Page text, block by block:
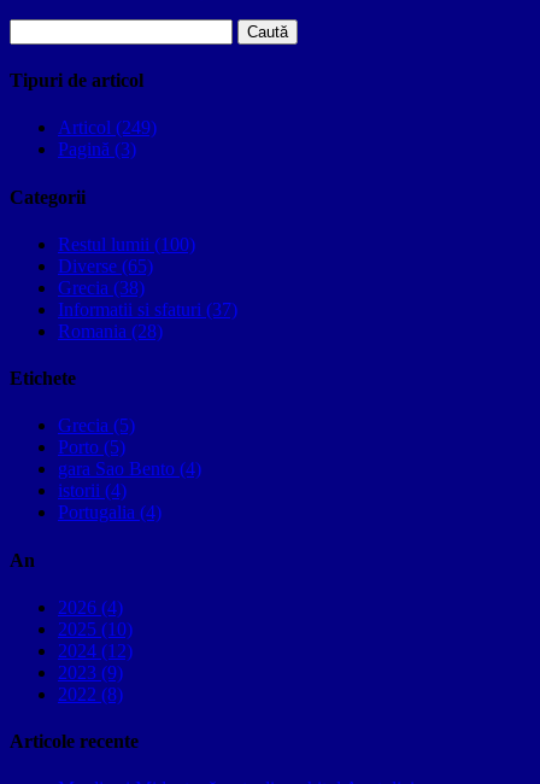
după:
Tipuri de articol
Articol (249)
Pagină (3)
Categorii
Restul lumii (100)
Diverse (65)
Grecia (38)
Informatii si sfaturi (37)
Romania (28)
Etichete
Grecia (5)
Porto (5)
gara Sao Bento (4)
istorii (4)
Portugalia (4)
An
2026 (4)
2025 (10)
2024 (12)
2023 (9)
2022 (8)
Articole recente